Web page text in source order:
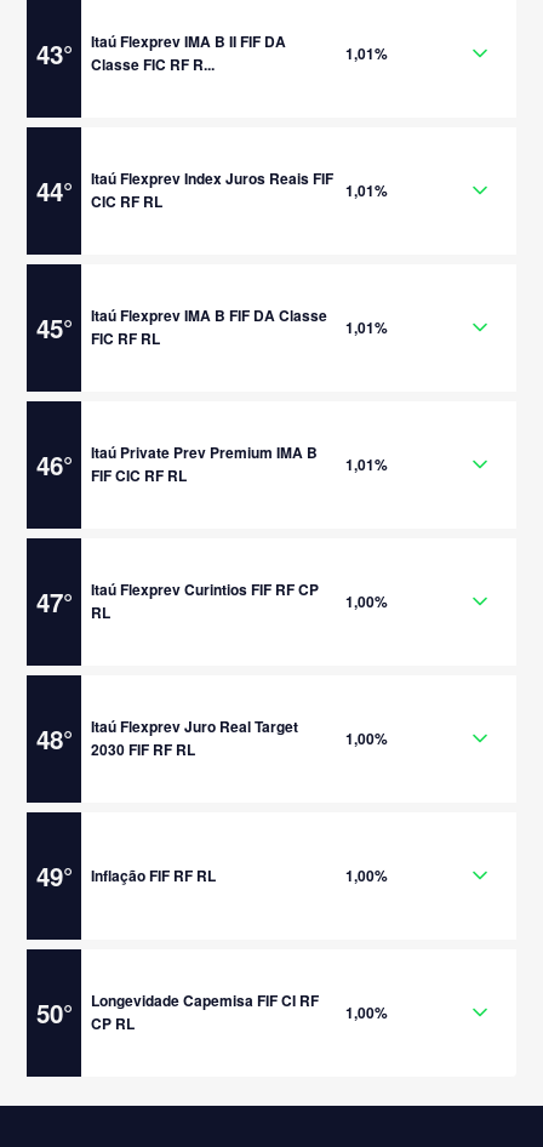
43°
Itaú Flexprev IMA B II FIF DA
Classe FIC RF R...
1,01%
44°
Itaú Flexprev Index Juros Reais FIF
CIC RF RL
1,01%
45°
Itaú Flexprev IMA B FIF DA Classe
FIC RF RL
1,01%
46°
Itaú Private Prev Premium IMA B
FIF CIC RF RL
1,01%
47°
Itaú Flexprev Curintios FIF RF CP
RL
1,00%
48°
Itaú Flexprev Juro Real Target
2030 FIF RF RL
1,00%
49° Inflação FIF RF RL 1,00%
50°
Longevidade Capemisa FIF CI RF
CP RL
1,00%